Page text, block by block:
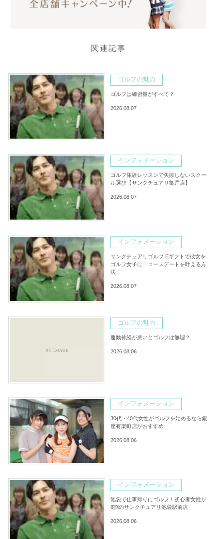
関連記事
ゴルフの魅力
ゴルフは練習量がすべて？
2026.08.07
インフォメーション
ゴルフ体験レッスンで失敗しないスクー
ル選び【サンクチュアリ亀戸店】
2026.08.07
インフォメーション
サンクチュアリゴルフ Eギフトで彼女を
ゴルフ女子に！コースデートを叶える方
法
2026.08.07
ゴルフの魅力
運動神経が悪いとゴルフは無理？
2026.08.06
インフォメーション
30代・40代女性がゴルフを始めるなら銀
座有楽町店がおすすめ
2026.08.06
インフォメーション
池袋で仕事帰りにゴルフ！初心者女性が
8割のサンクチュアリ池袋駅前店
2026.08.06